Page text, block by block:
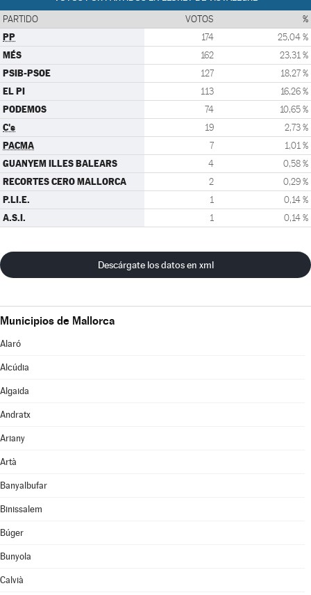
PARTIDO VOTOS %
PP 174 25,04 %
MÉS 162 23,31 %
PSIB-PSOE 127 18,27 %
EL PI 113 16,26 %
PODEMOS 74 10,65 %
C's 19 2,73 %
PACMA 7 1,01 %
GUANYEM ILLES BALEARS 4 0,58 %
RECORTES CERO MALLORCA 2 0,29 %
P.LI.E. 1 0,14 %
A.S.I. 1 0,14 %
Descárgate los datos en xml
Municipios de Mallorca
Alaró
Alcúdia
Algaida
Andratx
Ariany
Artà
Banyalbufar
Binissalem
Búger
Bunyola
Calvià